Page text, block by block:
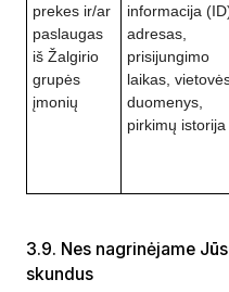
prekes ir/ar
paslaugas
iš Žalgirio
grupės
įmonių
informacija
adresas,
prisijungimo
laikas,
duomenys,
pirkimų istorija
3.9. Nes nagrinėjame
skundus